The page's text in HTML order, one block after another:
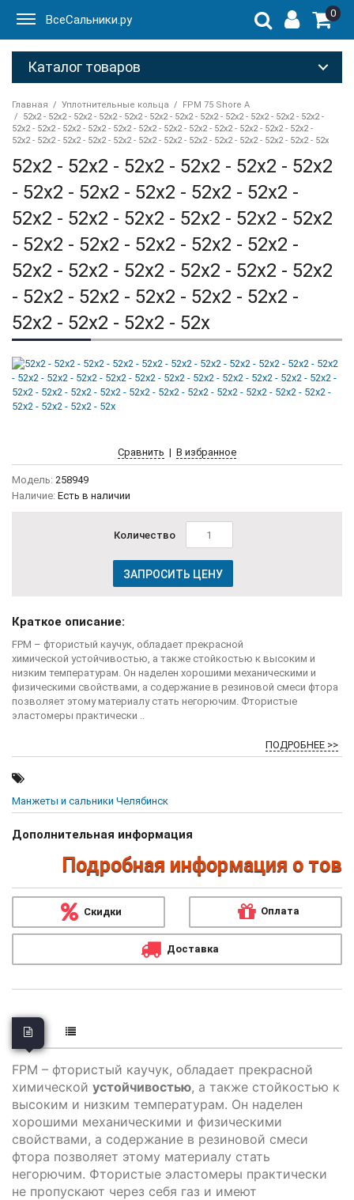
ВсеСальники.ру 0
Каталог товаров
Главная Уплотнительные кольца
FPM 75 Shore A
52x2 - 52x2 - 52x2 - 52x2 - 52x2 - 52x2 - 52x2 - 52x2 - 52x2 - 52x2 - 52x2 - 52x2 -
52x2 - 52x2 - 52x2 - 52x2 - 52x2 - 52x2 - 52x2 - 52x2 - 52x2 - 52x2 - 52x2 - 52x2 -
52x2 - 52x2 - 52x2 - 52x2 - 52x2 - 52x2 - 52x2 - 52x2 - 52x2 - 52x2 - 52x2 - 52x2 - 52x
52x2 - 52x2 - 52x2 - 52x2 - 52x2 - 52x2
- 52x2 - 52x2 - 52x2 - 52x2 - 52x2 -
52x2 - 52x2 - 52x2 - 52x2 - 52x2 - 52x2
- 52x2 - 52x2 - 52x2 - 52x2 - 52x2 -
52x2 - 52x2 - 52x2 - 52x2 - 52x2 - 52x2
- 52x2 - 52x2 - 52x2 - 52x2 - 52x2 -
52x2 - 52x2 - 52x2 - 52x
Сравнить | В избранное
Модель: 258949
Наличие: Есть в наличии
Количество
ЗАПРОСИТЬ ЦЕНУ
Краткое описание:
FPM – фтористый каучук, обладает прекрасной
химической устойчивостью, а также стойкостью к высоким и
низким температурам. Он наделен хорошими механическими и
физическими свойствами, а содержание в резиновой смеси фтора
позволяет этому материалу стать негорючим. Фтористые
эластомеры практически ..
ПОДРОБНЕЕ >>
Манжеты и сальники Челябинск
Дополнительная информация
Подробная информация о
Скидки Оплата
Доставка
FPM – фтористый каучук, обладает прекрасной
химической устойчивостью, а также стойкостью к
высоким и низким температурам. Он наделен
хорошими механическими и физическими
свойствами, а содержание в резиновой смеси
фтора позволяет этому материалу стать
негорючим. Фтористые эластомеры практически
не пропускают через себя газ и имеют